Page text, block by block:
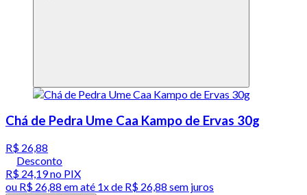
Chá de Pedra Ume Caa Kampo de Ervas 30g
R$ 26,88
Desconto
R$ 24,19no PIX
ou R$ 26,88 em até 1x de R$ 26,88 sem juros